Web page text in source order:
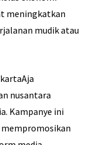
meningkatkan
mudik atau
nusantara
Kampanye ini